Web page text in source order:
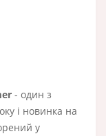
- один з
і новинка на
у